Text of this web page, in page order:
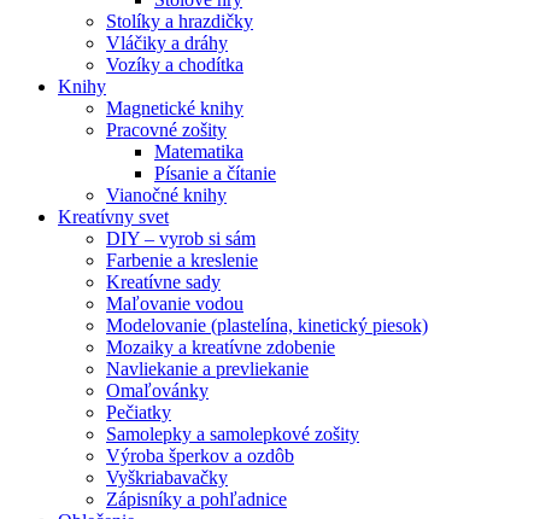
Stolíky a hrazdičky
Vláčiky a dráhy
Vozíky a chodítka
Knihy
Magnetické knihy
Pracovné zošity
Matematika
Písanie a čítanie
Vianočné knihy
Kreatívny svet
DIY – vyrob si sám
Farbenie a kreslenie
Kreatívne sady
Maľovanie vodou
Modelovanie (plastelína, kinetický piesok)
Mozaiky a kreatívne zdobenie
Navliekanie a prevliekanie
Omaľovánky
Pečiatky
Samolepky a samolepkové zošity
Výroba šperkov a ozdôb
Vyškriabavačky
Zápisníky a pohľadnice